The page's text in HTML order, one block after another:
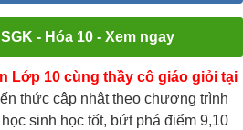
- Hóa 10 - Xem ngay
Lớp 10 cùng thầy cô giáo giỏi tại
thức cập nhật theo chương trình
sinh học tốt, bứt phá điểm 9,10